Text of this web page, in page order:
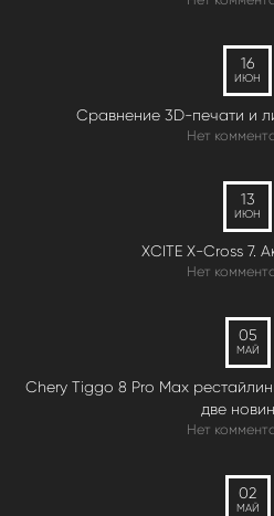
16
ИЮН
Сравнение 3D-печати и
Нет
13
ИЮН
XCITE X-Cross 7.
Нет
05
МАЙ
Chery Tiggo 8 Pro Max
две
Нет
02
МАЙ